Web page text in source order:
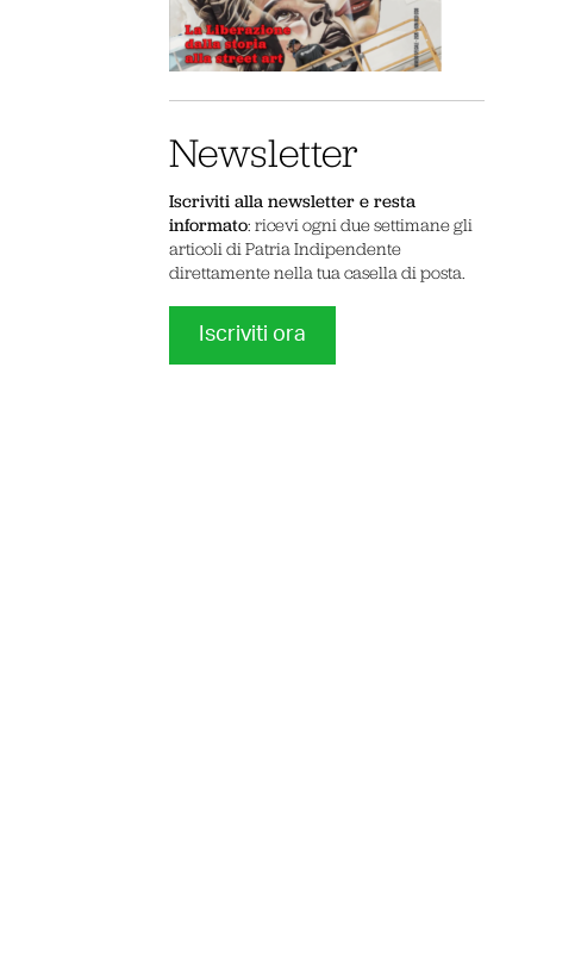
Newsletter
Iscriviti alla newsletter e resta
informato: ricevi ogni due settimane gli
articoli di Patria Indipendente
direttamente nella tua casella di posta.
Iscriviti ora